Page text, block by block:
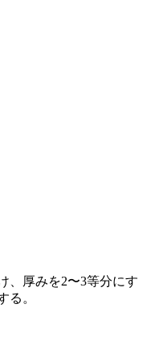
厚みを2〜3等分にす
る。